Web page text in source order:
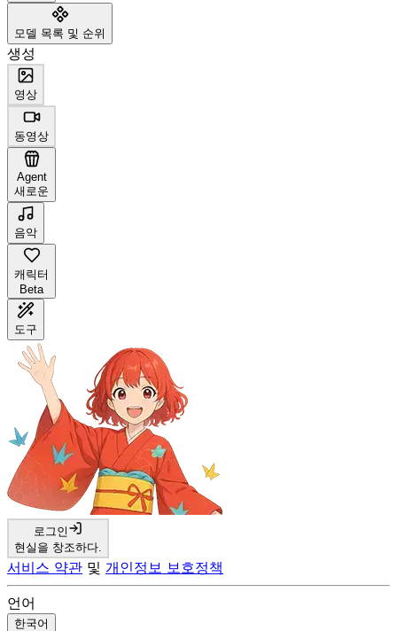
모델 목록 및 순위
생성
영상
동영상
Agent
새로운
음악
캐릭터
Beta
도구
로그인
현실을 창조하다.
서비스 약관 및 개인정보 보호정책
언어
한국어